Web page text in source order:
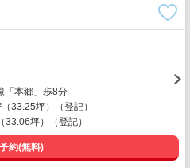
「本郷」歩8分
33.25坪）（登記）
33.06坪）（登記）
約(無料)